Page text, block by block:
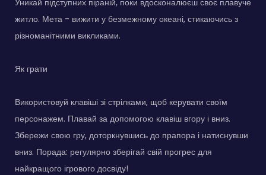
житло. Мета - вижити у безмежному океані, стикаючись з
різноманітними викликами.
Як грати
Використовуй клавіші зі стрілками, щоб керувати своїм
персонажем. Плавай за допомогою клавіш вгору і вниз.
Збережи свою гру, доторкнувшись до прапора і натиснувши
вниз. Порада: регулярно зберігай свій прогрес для
найкращого ігрового досвіду!